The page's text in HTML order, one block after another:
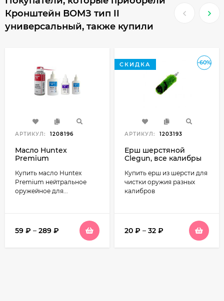
Кронштейн ВОМЗ тип II
универсальный, также купили
АРТИКУЛ: 1208196
Масло Huntex
Premium
оружейное
Купить масло Huntex
Premium нейтральное
оружейное для...
59 ₽ – 289 ₽
-60%
СКИДКА
АРТИКУЛ: 1203193
Ерш шерстяной
Clegun, все калибры
Купить ерш из шерсти для
чистки оружия разных
калибров
20 ₽ – 32 ₽